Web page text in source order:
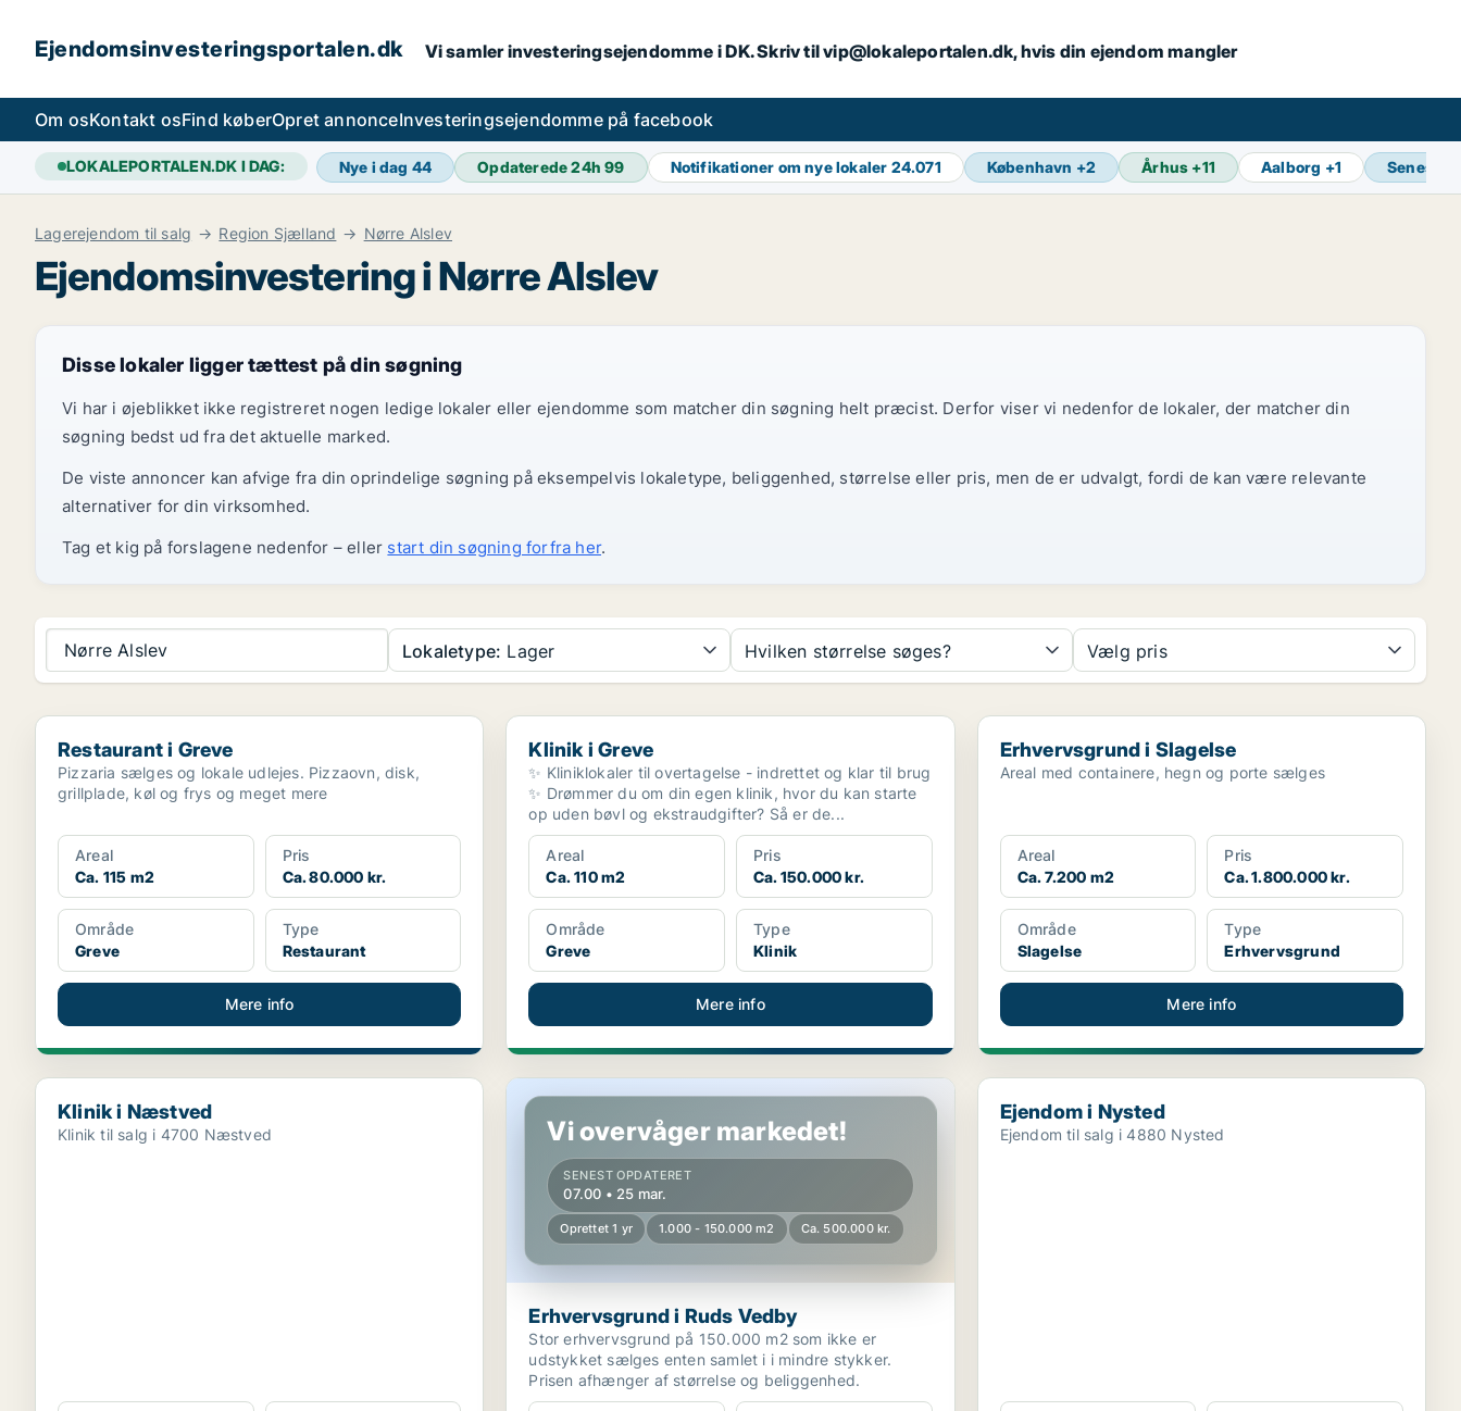
Ejendomsinvesteringsportalen.dk Vi samler investeringsejendomme i DK. Skriv til vip@lokaleportalen.dk, hvis din ejendom mangler
Om osKontakt osFind køberOpret annonceInvesteringsejendomme på facebook
LOKALEPORTALEN.DK I DAG: Nye i dag 44 Opdaterede 24h99 Notifikationer om nye lokaler 24.071 København +2 Århus +11 Aalborg +1 Seneste
Lagerejendom til salg Region Sjælland Nørre Alslev
Ejendomsinvestering i Nørre Alslev
Disse lokaler ligger tættest på din søgning
Vi har i øjeblikket ikke registreret nogen ledige lokaler eller ejendomme som matcher din søgning helt præcist. Derfor viser vi nedenfor de lokaler, der matcher din
søgning bedst ud fra det aktuelle marked.
De viste annoncer kan afvige fra din oprindelige søgning på eksempelvis lokaletype, beliggenhed, størrelse eller pris, men de er udvalgt, fordi de kan være relevante
alternativer for din virksomhed.
Tag et kig på forslagene nedenfor – eller start din søgning forfra her.
Nørre Alslev Lokaletype: Lager Hvilken størrelse søges? Vælg pris
Restaurant i Greve
Restaurant i Greve
Pizzaria sælges og lokale udlejes. Pizzaovn, disk,
grillplade, køl og frys og meget mere
Areal
Ca. 115 m2
Pris
Ca. 80.000 kr.
Område
Greve
Type
Restaurant
Mere info
Klinik i Greve
Klinik i Greve
✨ Kliniklokaler til overtagelse - indrettet og klar til brug
✨ Drømmer du om din egen klinik, hvor du kan starte
op uden bøvl og ekstraudgifter? Så er de...
Areal
Ca. 110 m2
Pris
Ca. 150.000 kr.
Område
Greve
Type
Klinik
Mere info
Erhvervsgrund i Slagelse
Erhvervsgrund i Slagelse
Areal med containere, hegn og porte sælges
Areal
Ca. 7.200 m2
Pris
Ca. 1.800.000 kr.
Område
Slagelse
Type
Erhvervsgrund
Mere info
Klinik i Næstved
Klinik i Næstved
Klinik til salg i 4700 Næstved
Erhvervsgrund i Ruds Vedby
Vi overvåger markedet!
SENEST OPDATERET
07.00 • 25 mar.
Oprettet 1 yr 1.000 - 150.000 m2 Ca. 500.000 kr.
Erhvervsgrund i Ruds Vedby
Stor erhvervsgrund på 150.000 m2 som ikke er
udstykket sælges enten samlet i i mindre stykker.
Prisen afhænger af størrelse og beliggenhed.
Ejendom i Nysted
Ejendom i Nysted
Ejendom til salg i 4880 Nysted